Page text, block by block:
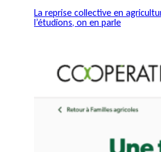
La reprise collective en
l’étudions, on en parle